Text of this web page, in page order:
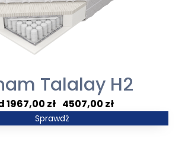
Talalay H2
1967,00 zł– 4507,00 zł
Sprawdź